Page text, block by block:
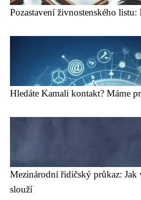
Pozastavení živnostenského
Hledáte Kamali kontakt? Máme
Mezinárodní řidičský průkaz: Jak
slouží